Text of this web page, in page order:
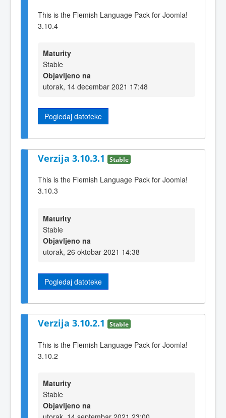
This is the Flemish Language Pack for Joomla!
3.10.4
Maturity
Stable
Objavljeno na
utorak, 14 decembar 2021 17:48
Pogledaj datoteke
Verzija 3.10.3.1 Stable
This is the Flemish Language Pack for Joomla!
3.10.3
Maturity
Stable
Objavljeno na
utorak, 26 oktobar 2021 14:38
Pogledaj datoteke
Verzija 3.10.2.1 Stable
This is the Flemish Language Pack for Joomla!
3.10.2
Maturity
Stable
Objavljeno na